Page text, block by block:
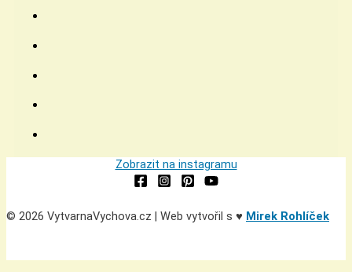
Zobrazit na instagramu
© 2026 VytvarnaVychova.cz | Web vytvořil s ♥ Mirek Rohlíček